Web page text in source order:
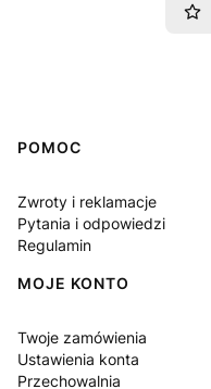
Linki w stopce
POMOC
Zwroty i reklamacje
Pytania i odpowiedzi
Regulamin
MOJE KONTO
Twoje zamówienia
Ustawienia konta
Przechowalnia